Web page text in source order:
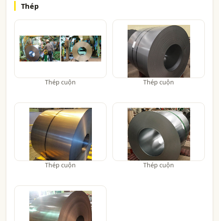
Thép
Thép cuộn Thép cuộn
Thép cuộn Thép cuộn